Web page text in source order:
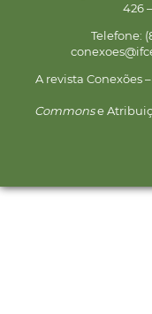
426
Telefone:
A revista Conexões
Commonse